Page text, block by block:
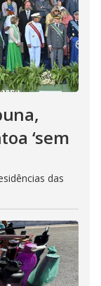
‘sem
das